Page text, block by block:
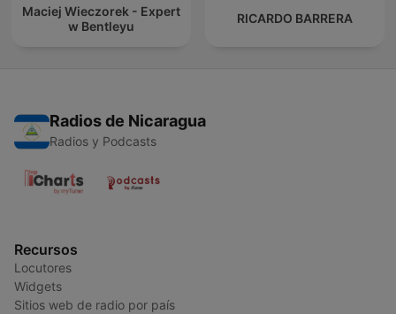
Maciej Wieczorek - Expert
w Bentleyu
RICARDO BARRERA
Radios de Nicaragua
Radios y Podcasts
Recursos
Locutores
Widgets
Sitios web de radio por país